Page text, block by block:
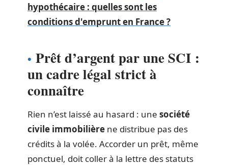
hypothécaire : quelles sont les
conditions d'emprunt en France ?
Prêt d’argent par une SCI :
un cadre légal strict à
connaître
Rien n’est laissé au hasard : une société
civile immobilière ne distribue pas des
crédits à la volée. Accorder un prêt, même
ponctuel, doit coller à la lettre des statuts